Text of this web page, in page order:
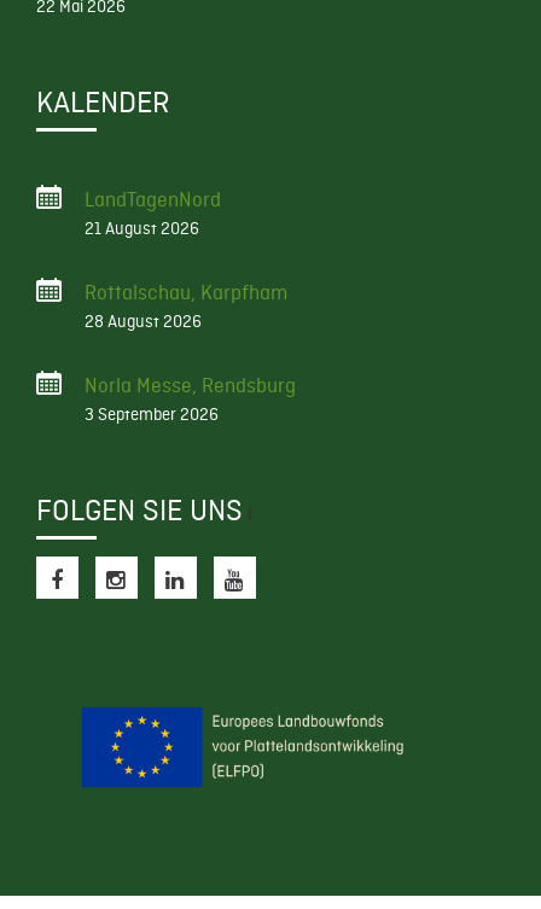
22 Mai 2026
KALENDER
LandTagenNord
21 August 2026
Rottalschau, Karpfham
28 August 2026
Norla Messe, Rendsburg
3 September 2026
FOLGEN SIE UNS f